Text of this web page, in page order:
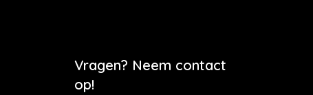
Vragen? Neem contact
op!